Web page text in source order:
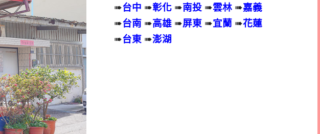
➠台中 ➠彰化 ➠南投 ➠雲林 ➠嘉義
➠台南 ➠高雄 ➠屏東 ➠宜蘭 ➠花蓮
➠台東 ➠澎湖